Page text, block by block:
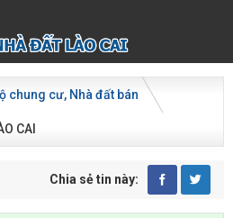
chung cư Nhà đất bán
CAI
Chia sẻ tin này: